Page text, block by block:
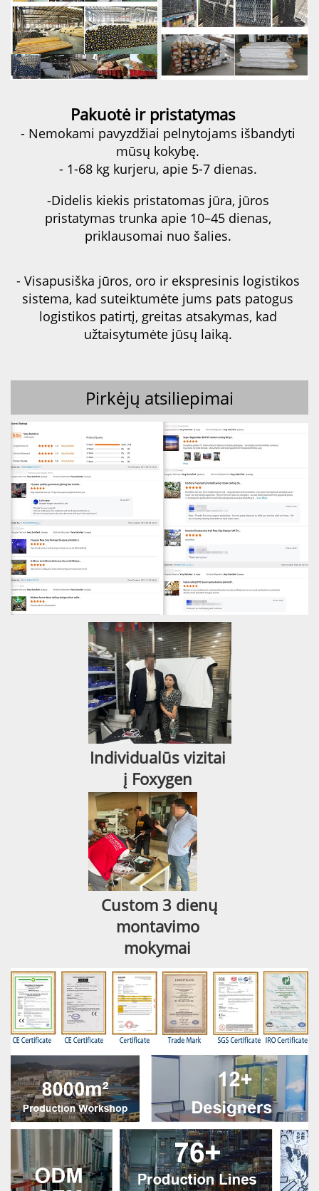
Pakuotė ir pristatymas
- Nemokami pavyzdžiai pelnytojams išbandyti
mūsų kokybę.
- 1-68 kg kurjeru, apie 5-7 dienas.
-Didelis kiekis pristatomas jūra, jūros
pristatymas trunka apie 10–45 dienas,
priklausomai nuo šalies.
- Visapusiška jūros, oro ir ekspresinis logistikos
sistema, kad suteiktumėte jums pats patogus
logistikos patirtį, greitas atsakymas, kad
užtaisytumėte jūsų laiką.
Pirkėjų atsiliepimai
Individualūs vizitai
į Foxygen
Custom 3 dienų
montavimo
mokymai